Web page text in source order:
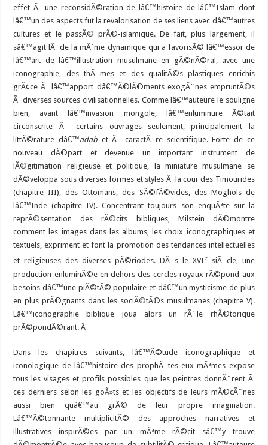
effet Ã une reconsidÃ©ration de lâ€™histoire de lâ€™Islam dont
lâ€™un des aspects fut la revalorisation de ses liens avec dâ€™autres
cultures et le passÃ© prÃ©-islamique. De fait, plus largement, il
sâ€™agit lÃ de la mÃªme dynamique qui a favorisÃ© lâ€™essor de
lâ€™art de lâ€™illustration musulmane en gÃ©nÃ©ral, avec une
iconographie, des thÃ¨mes et des qualitÃ©s plastiques enrichis
grÃ¢ce Ã lâ€™apport dâ€™Ã©lÃ©ments exogÃ¨nes empruntÃ©s
Ã diverses sources civilisationnelles. Comme lâ€™auteure le souligne
bien, avant lâ€™invasion mongole, lâ€™enluminure Ã©tait
circonscrite Ã certains ouvrages seulement, principalement la
littÃ©rature dâ€™adabet Ã caractÃ¨re scientifique. Forte de ce
nouveau dÃ©part et devenue un important instrument de
lÃ©gitimation religieuse et politique, la miniature musulmane se
dÃ©veloppa sous diverses formes et styles Ã la cour des Timourides
(chapitre III), des Ottomans, des SÃ©fÃ©vides, des Moghols de
lâ€™Inde (chapitre IV). Concentrant toujours son enquÃªte sur la
reprÃ©sentation des rÃ©cits bibliques, Milstein dÃ©montre
comment les images dans les albums, les choix iconographiques et
textuels, expriment et font la promotion des tendances intellectuelles
et religieuses des diverses pÃ©riodes. DÃ¨s le XVIesiÃ¨cle, une
production enluminÃ©e en dehors des cercles royaux rÃ©pond aux
besoins dâ€™une piÃ©tÃ© populaire et dâ€™un mysticisme de plus
en plus prÃ©gnants dans les sociÃ©tÃ©s musulmanes (chapitre V).
Lâ€™iconographie biblique joua alors un rÃ´le rhÃ©torique
prÃ©pondÃ©rant. Â
Dans les chapitres suivants, lâ€™Ã©tude iconographique et
iconologique de lâ€™histoire des prophÃ¨tes eux-mÃªmes expose
tous les visages et profils possibles que les peintres donnÃ¨rent Ã
ces derniers selon les goÃ»ts et les objectifs de leurs mÃ©cÃ¨nes
aussi bien quâ€™au grÃ© de leur propre imagination.
Lâ€™Ã©tonnante multiplicitÃ© des approches narratives et
illustratives inspirÃ©es par un mÃªme rÃ©cit sâ€™y trouve